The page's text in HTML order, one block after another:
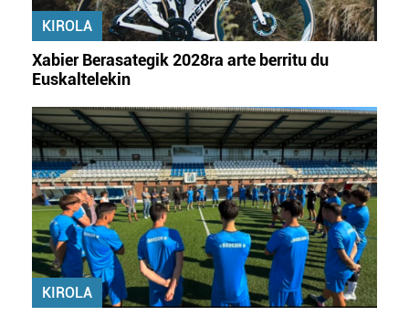
KIROLA
Xabier Berasategik 2028ra arte berritu du
Euskaltelekin
KIROLA